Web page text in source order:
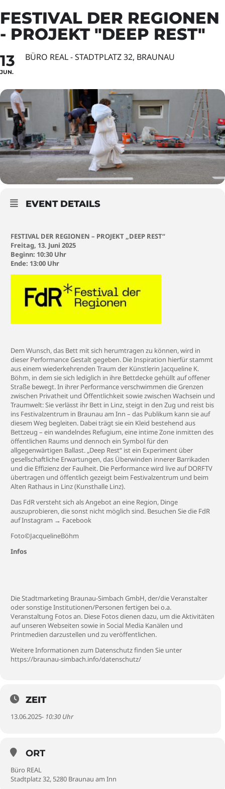
FESTIVAL DER REGIONEN
- PROJEKT "DEEP REST"
13
JUN.
BÜRO REAL - STADTPLATZ 32, BRAUNAU
EVENT DETAILS
FESTIVAL DER REGIONEN – PROJEKT „DEEP REST“
Freitag, 13. Juni 2025
Beginn: 10:30 Uhr
Ende: 13:00 Uhr
Dem Wunsch, das Bett mit sich herumtragen zu können, wird in
dieser Performance Gestalt gegeben. Die Inspiration hierfür stammt
aus einem wiederkehrenden Traum der Künstlerin Jacqueline K.
Böhm, in dem sie sich lediglich in ihre Bettdecke gehüllt auf offener
Straße bewegt. In ihrer Performance verschwimmen die Grenzen
zwischen Privatheit und Öffentlichkeit sowie zwischen Wachsein und
Traumwelt: Sie verlässt ihr Bett in Linz, steigt in den Zug und reist bis
ins Festivalzentrum in Braunau am Inn – das Publikum kann sie auf
diesem Weg begleiten. Dabei trägt sie ein Kleid bestehend aus
Bettzeug – ein wandelndes Refugium, eine intime Zone inmitten des
öffentlichen Raums und dennoch ein Symbol für den
allgegenwärtigen Ballast. „Deep Rest“ ist ein Experiment über
gesellschaftliche Erwartungen, das Überwinden innerer Barrikaden
und die Effizienz der Faulheit. Die Performance wird live auf DORFTV
übertragen und öffentlich gezeigt beim Festivalzentrum und beim
Alten Rathaus in Linz (Kunsthalle Linz).
Das FdR versteht sich als Angebot an eine Region, Dinge
auszuprobieren, die sonst nicht möglich sind. Besuchen Sie die FdR
aufInstagram → Facebook
Foto©JacquelineBöhm
Infos
Die Stadtmarketing Braunau-Simbach GmbH, der/die Veranstalter
oder sonstige Institutionen/Personen fertigen bei o.a.
Veranstaltung Fotos an. Diese Fotos dienen dazu, um die Aktivitäten
auf unseren Webseiten sowie in Social Media Kanälen und
Printmedien darzustellen und zu veröffentlichen.
Weitere Informationen zum Datenschutz finden Sie unter
https://braunau-simbach.info/datenschutz/
ZEIT
13.06.2025- 10:30 Uhr
ORT
Büro REAL
Stadtplatz 32, 5280 Braunau am Inn